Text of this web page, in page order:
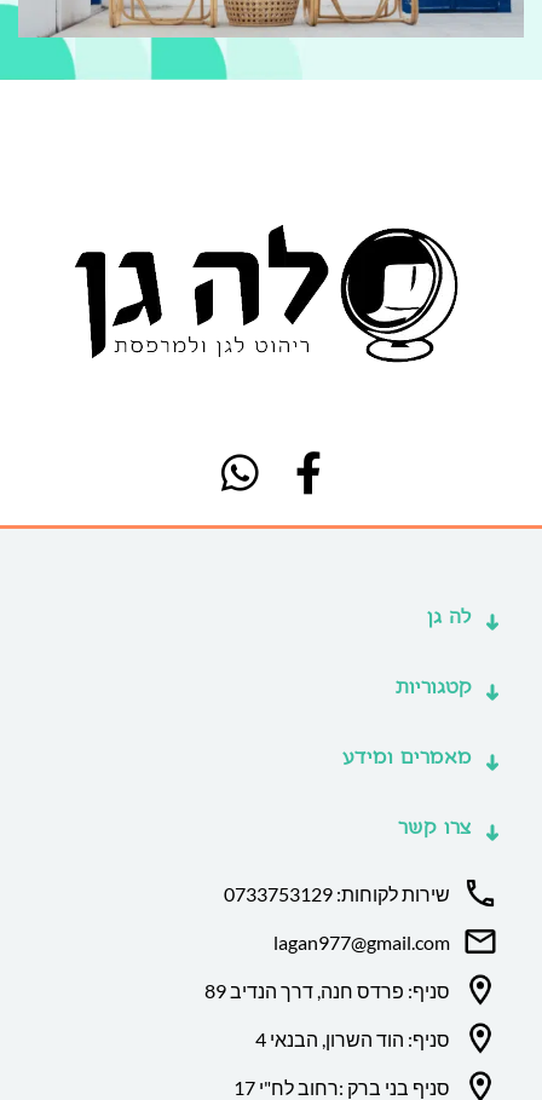
לה גן
קטגוריות
מאמרים ומידע
צרו קשר
שירות לקוחות: 0733753129
lagan977@gmail.com
סניף: פרדס חנה, דרך הנדיב 89
סניף: הוד השרון, הבנאי 4
סניף בני ברק :רחוב לח"י 17